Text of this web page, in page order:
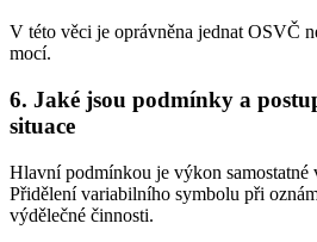
V této věci je oprávněna jednat OSVČ
mocí.
6. Jaké jsou podmínky a
situace
Hlavní podmínkou je výkon samostatné
Přidělení variabilního symbolu při
výdělečné činnosti.